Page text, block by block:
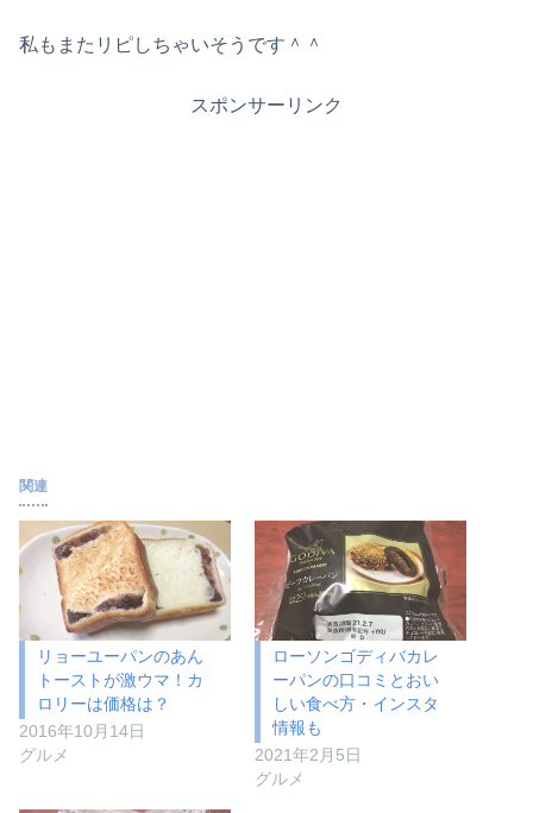
私もまたリピしちゃいそうです＾＾
スポンサーリンク
関連
リョーユーパンのあん
トーストが激ウマ！カ
ロリーは価格は？
2016年10月14日
グルメ
ローソンゴディバカレ
ーパンの口コミとおい
しい食べ方・インスタ
情報も
2021年2月5日
グルメ